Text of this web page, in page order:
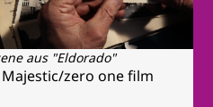
aus "Eldorado"
zero one film